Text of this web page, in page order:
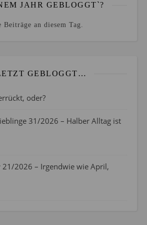
JAHR GEBLOGGT`?
Beiträge an diesem Tag.
GEBLOGGT…
oder?
31/2026 – Halber Alltag ist
21/2026 – Irgendwie wie April,